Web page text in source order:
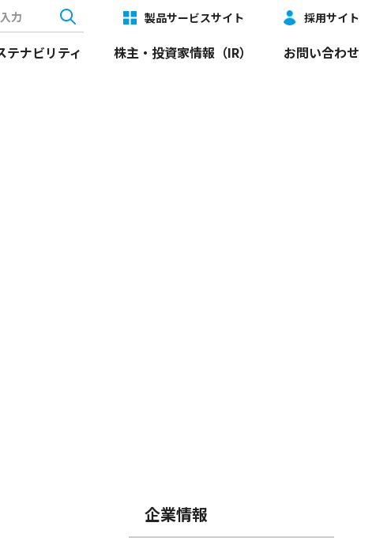
力 製品サービスサイト 採用サイト
テナビリティ 株主・投資家情報（IR） お問い合わせ
企業情報